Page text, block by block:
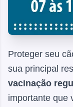
Proteger seu
sua principal
vacinação
importante que